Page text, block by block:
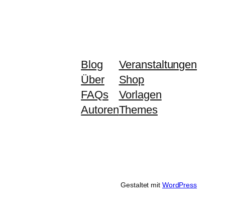
Blog
Über
FAQs
Autoren
Veranstaltungen
Shop
Vorlagen
Themes
Gestaltet mit WordPress